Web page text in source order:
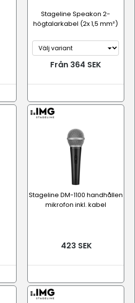
Stageline Speakon 2-
högtalarkabel (2x 1,5 mm²)
Från 364 SEK
Stageline DM-1100 handhållen
mikrofon inkl. kabel
423 SEK